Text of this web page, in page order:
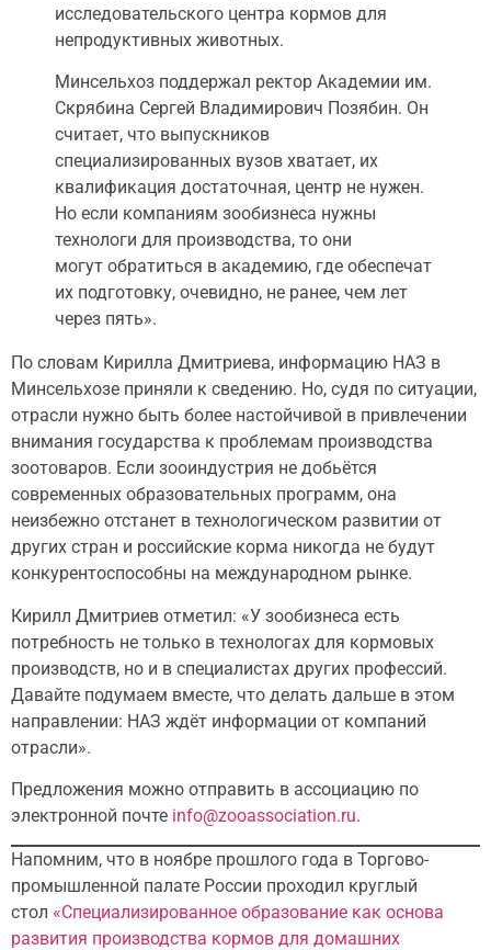
исследовательского центра кормов для
непродуктивных животных.
Минсельхоз поддержал ректор Академии им.
Скрябина Сергей Владимирович Позябин. Он
считает, что выпускников
специализированных вузов хватает, их
квалификация достаточная, центр не нужен.
Но если компаниям зообизнеса нужны
технологи для производства, то они
могут обратиться в академию, где обеспечат
их подготовку, очевидно, не ранее, чем лет
через пять».
По словам Кирилла Дмитриева, информацию НАЗ в
Минсельхозе приняли к сведению. Но, судя по ситуации,
отрасли нужно быть более настойчивой в привлечении
внимания государства к проблемам производства
зоотоваров. Если зооиндустрия не добьётся
современных образовательных программ, она
неизбежно отстанет в технологическом развитии от
других стран и российские корма никогда не будут
конкурентоспособны на международном рынке.
Кирилл Дмитриев отметил: «У зообизнеса есть
потребность не только в технологах для кормовых
производств, но и в специалистах других профессий.
Давайте подумаем вместе, что делать дальше в этом
направлении: НАЗ ждёт информации от компаний
отрасли».
Предложения можно отправить в ассоциацию по
электронной почте info@zooassociation.ru.
Напомним, что в ноябре прошлого года в Торгово-
промышленной палате России проходил круглый
стол «Специализированное образование как основа
развития производства кормов для домашних